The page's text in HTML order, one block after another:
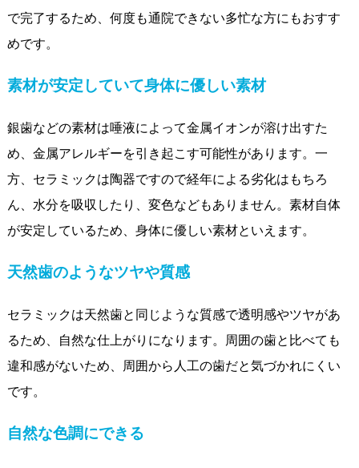
で完了するため、何度も通院できない多忙な方にもおすす
めです。
素材が安定していて身体に優しい素材
銀歯などの素材は唾液によって金属イオンが溶け出すた
め、金属アレルギーを引き起こす可能性があります。一
方、セラミックは陶器ですので経年による劣化はもちろ
ん、水分を吸収したり、変色などもありません。素材自体
が安定しているため、身体に優しい素材といえます。
天然歯のようなツヤや質感
セラミックは天然歯と同じような質感で透明感やツヤがあ
るため、自然な仕上がりになります。周囲の歯と比べても
違和感がないため、周囲から人工の歯だと気づかれにくい
です。
自然な色調にできる